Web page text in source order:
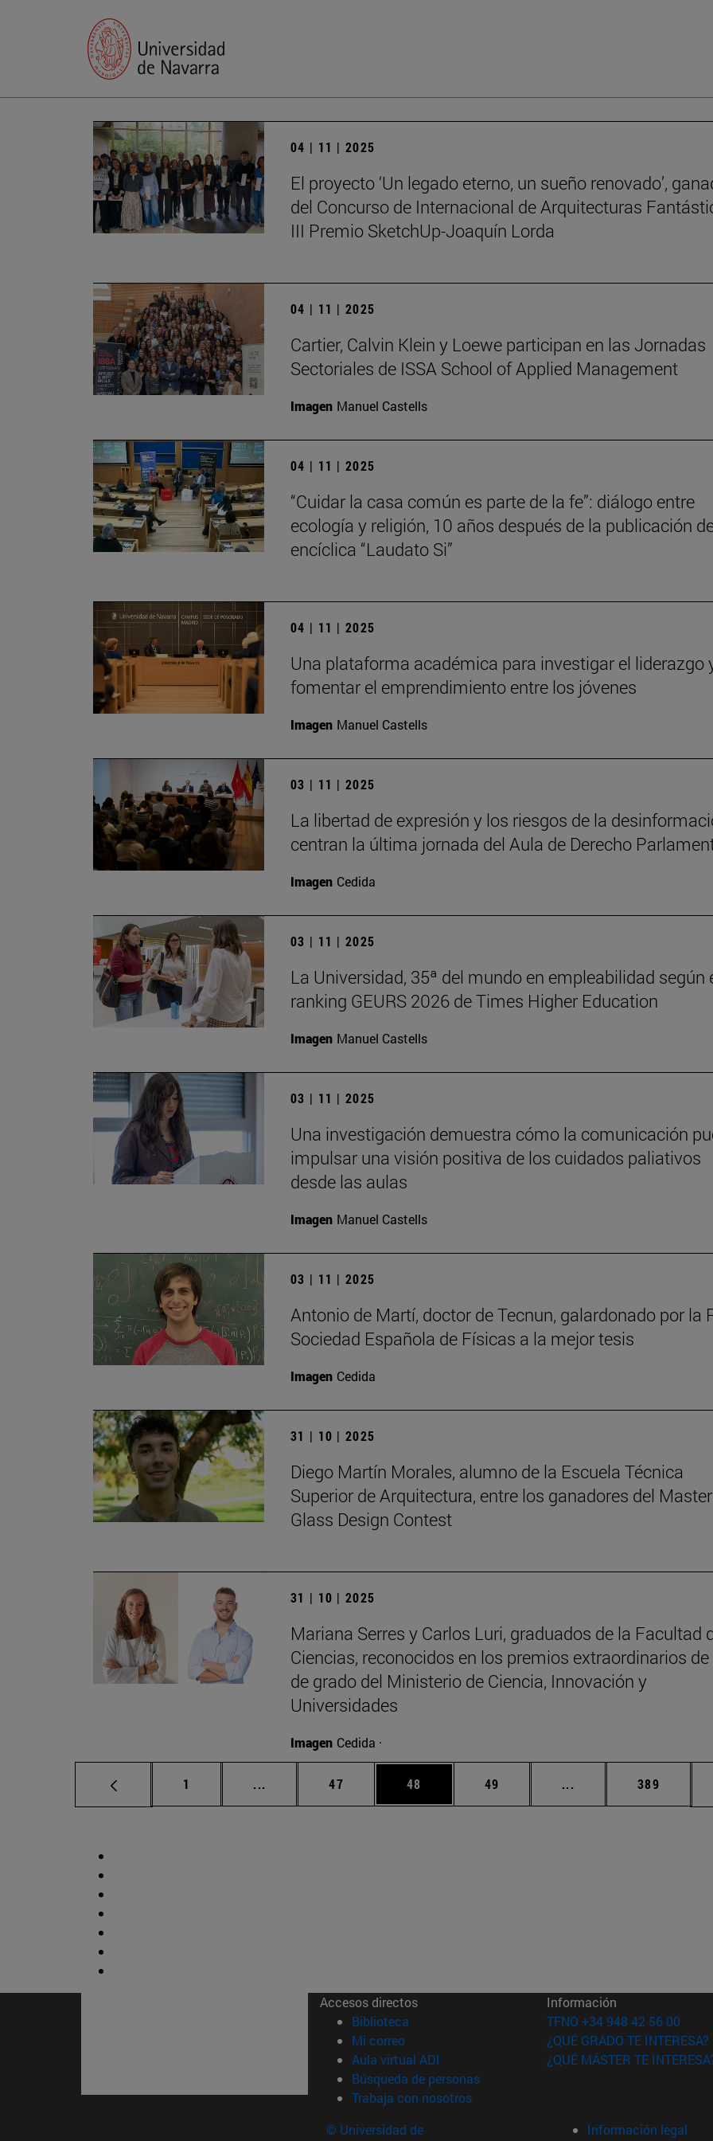
04 | 11 | 2025
El proyecto ‘Un legado eterno, un sueño renovado’,
del Concurso de Internacional de Arquitecturas
III Premio SketchUp-Joaquín Lorda
04 | 11 | 2025
Cartier, Calvin Klein y Loewe participan en las Jornadas
Sectoriales de ISSA School of Applied Management
Imagen Manuel Castells
04 | 11 | 2025
“Cuidar la casa común es parte de la fe”: diálogo entre
ecología y religión, 10 años después de la publicación
encíclica “Laudato Si”
04 | 11 | 2025
Una plataforma académica para investigar el liderazgo
fomentar el emprendimiento entre los jóvenes
Imagen Manuel Castells
03 | 11 | 2025
La libertad de expresión y los riesgos de la
centran la última jornada del Aula de Derecho
Imagen Cedida
03 | 11 | 2025
La Universidad, 35ª del mundo en empleabilidad según
ranking GEURS 2026 de Times Higher Education
Imagen Manuel Castells
03 | 11 | 2025
Una investigación demuestra cómo la comunicación
impulsar una visión positiva de los cuidados paliativos
desde las aulas
Imagen Manuel Castells
03 | 11 | 2025
Antonio de Martí, doctor de Tecnun, galardonado por la
Sociedad Española de Físicas a la mejor tesis
Imagen Cedida
31 | 10 | 2025
Diego Martín Morales, alumno de la Escuela Técnica
Superior de Arquitectura, entre los ganadores del Master
Glass Design Contest
31 | 10 | 2025
Mariana Serres y Carlos Luri, graduados de la Facultad
Ciencias, reconocidos en los premios extraordinarios
de grado del Ministerio de Ciencia, Innovación y
Universidades
Imagen Cedida ·
Página
1 ... Páginas intermedias Use TAB para desplazarse.
Página
47 Página
48 Página
49 ... Páginas intermedias
Página
389
Accesos directos
Biblioteca (abre en nueva ventana)
Mi correo(abre en nueva ventana)
Aula virtual ADI (abre en nueva ventana)
Búsqueda de personas(abre en nueva ventana)
Trabaja con nosotros(abre en nueva ventana)
Información
TFNO +34 948 42 56 00
¿QUÉ GRADO TE INTERESA?
¿QUÉ MÁSTER TE
© Universidad de
Información legal